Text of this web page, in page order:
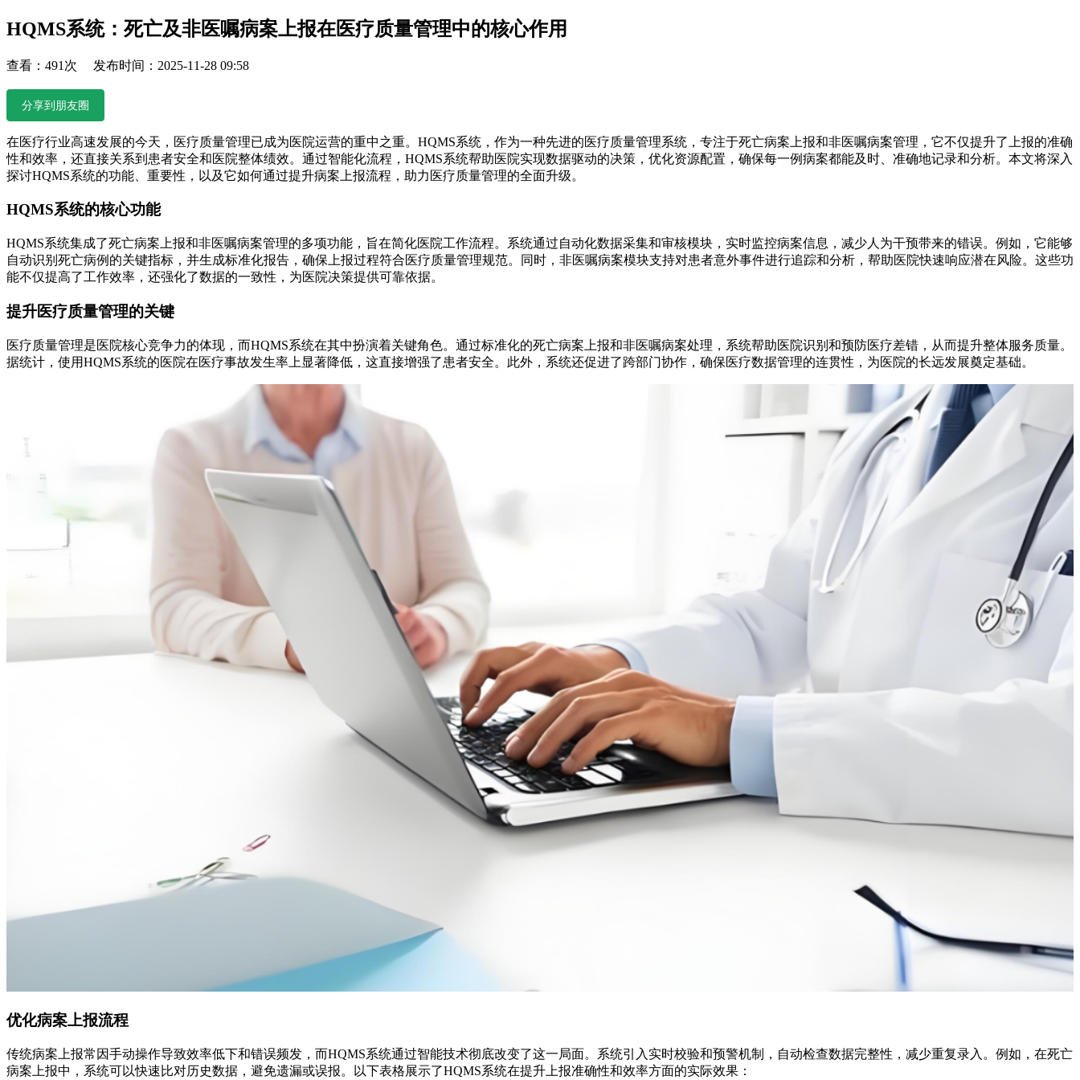
HQMS系统：死亡及非医嘱病案上报在医疗质量管理中的核心作用
查看：491次 发布时间：2025-11-28 09:58
分享到朋友圈
在医疗行业高速发展的今天，医疗质量管理已成为医院运营的重中之重。HQMS系统，作为一种先进的医疗质量管理系统，专注于死亡病案上报和非医嘱病案管理，它不仅提升了上报的准确
性和效率，还直接关系到患者安全和医院整体绩效。通过智能化流程，HQMS系统帮助医院实现数据驱动的决策，优化资源配置，确保每一例病案都能及时、准确地记录和分析。本文将深入
探讨HQMS系统的功能、重要性，以及它如何通过提升病案上报流程，助力医疗质量管理的全面升级。
HQMS系统的核心功能
HQMS系统集成了死亡病案上报和非医嘱病案管理的多项功能，旨在简化医院工作流程。系统通过自动化数据采集和审核模块，实时监控病案信息，减少人为干预带来的错误。例如，它能够
自动识别死亡病例的关键指标，并生成标准化报告，确保上报过程符合医疗质量管理规范。同时，非医嘱病案模块支持对患者意外事件进行追踪和分析，帮助医院快速响应潜在风险。这些功
能不仅提高了工作效率，还强化了数据的一致性，为医院决策提供可靠依据。
提升医疗质量管理的关键
医疗质量管理是医院核心竞争力的体现，而HQMS系统在其中扮演着关键角色。通过标准化的死亡病案上报和非医嘱病案处理，系统帮助医院识别和预防医疗差错，从而提升整体服务质量。
据统计，使用HQMS系统的医院在医疗事故发生率上显著降低，这直接增强了患者安全。此外，系统还促进了跨部门协作，确保医疗数据管理的连贯性，为医院的长远发展奠定基础。
优化病案上报流程
传统病案上报常因手动操作导致效率低下和错误频发，而HQMS系统通过智能技术彻底改变了这一局面。系统引入实时校验和预警机制，自动检查数据完整性，减少重复录入。例如，在死亡
病案上报中，系统可以快速比对历史数据，避免遗漏或误报。以下表格展示了HQMS系统在提升上报准确性和效率方面的实际效果：